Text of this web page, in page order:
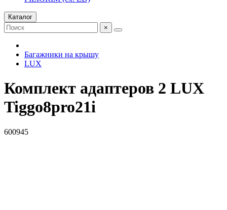
Каталог
×
Багажники на крышу
LUX
Комплект адаптеров 2 LUX
Tiggo8pro21i
600945